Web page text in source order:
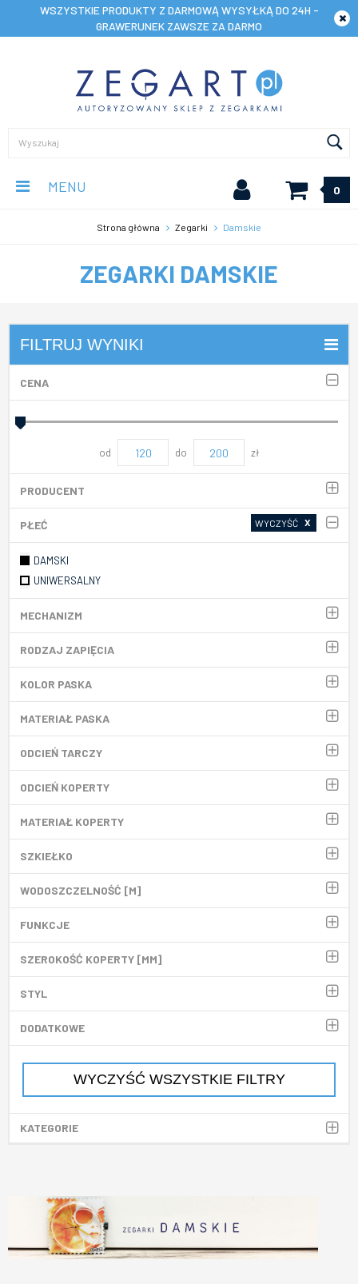
WSZYSTKIE PRODUKTY Z DARMOWĄ WYSYŁKĄ DO 24H -
GRAWERUNEK ZAWSZE ZA DARMO
MENU 0
Strona główna Zegarki Damskie
ZEGARKI DAMSKIE
FILTRUJ WYNIKI
CENA
od do zł
PRODUCENT
PŁEĆ X
WYCZYŚĆ
DAMSKI
UNIWERSALNY
MECHANIZM
RODZAJ ZAPIĘCIA
KOLOR PASKA
MATERIAŁ PASKA
ODCIEŃ TARCZY
ODCIEŃ KOPERTY
MATERIAŁ KOPERTY
SZKIEŁKO
WODOSZCZELNOŚĆ [M]
FUNKCJE
SZEROKOŚĆ KOPERTY [MM]
STYL
DODATKOWE
WYCZYŚĆ WSZYSTKIE FILTRY
KATEGORIE